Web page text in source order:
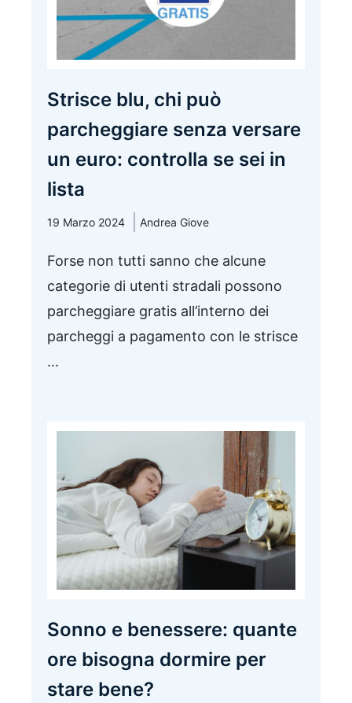
Strisce blu, chi può
parcheggiare senza versare
un euro: controlla se sei in
lista
19 Marzo 2024 Andrea Giove
Forse non tutti sanno che alcune
categorie di utenti stradali possono
parcheggiare gratis all’interno dei
parcheggi a pagamento con le strisce
...
Sonno e benessere: quante
ore bisogna dormire per
stare bene?